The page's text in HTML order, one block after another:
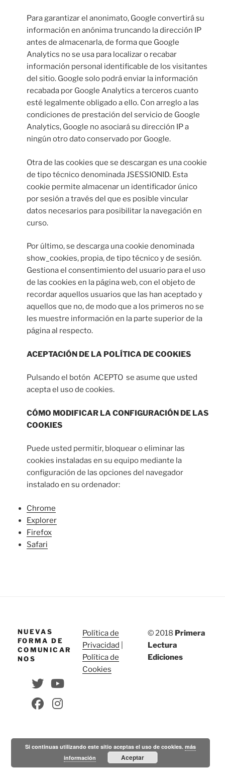
Para garantizar el anonimato, Google convertirá su
información en anónima truncando la dirección IP
antes de almacenarla, de forma que Google
Analytics no se usa para localizar o recabar
información personal identificable de los visitantes
del sitio. Google solo podrá enviar la información
recabada por Google Analytics a terceros cuanto
esté legalmente obligado a ello. Con arreglo a las
condiciones de prestación del servicio de Google
Analytics, Google no asociará su dirección IP a
ningún otro dato conservado por Google.
Otra de las cookies que se descargan es una cookie
de tipo técnico denominada JSESSIONID. Esta
cookie permite almacenar un identificador único
por sesión a través del que es posible vincular
datos necesarios para posibilitar la navegación en
curso.
Por último, se descarga una cookie denominada
show_cookies, propia, de tipo técnico y de sesión.
Gestiona el consentimiento del usuario para el uso
de las cookies en la página web, con el objeto de
recordar aquellos usuarios que las han aceptado y
aquellos que no, de modo que a los primeros no se
les muestre información en la parte superior de la
página al respecto.
ACEPTACIÓN DE LA POLÍTICA DE COOKIES
Pulsando el botón ACEPTO se asume que usted
acepta el uso de cookies.
CÓMO MODIFICAR LA CONFIGURACIÓN DE LAS
COOKIES
Puede usted permitir, bloquear o eliminar las
cookies instaladas en su equipo mediante la
configuración de las opciones del navegador
instalado en su ordenador:
Chrome
Explorer
Firefox
Safari
NUEVAS
FORMA DE
COMUNICAR
NOS
Política de
Privacidad
Política de
Cookies
© 2018 Primera
Lectura
Ediciones
Si continuas utilizando este sitio aceptas el uso de cookies.más
información
Aceptar